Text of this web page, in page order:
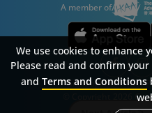
A member of
© Copyright 2026
All
SitemapFAQPrivacy
We use cookies to enhance
Please read and confirm
and Terms and Conditions